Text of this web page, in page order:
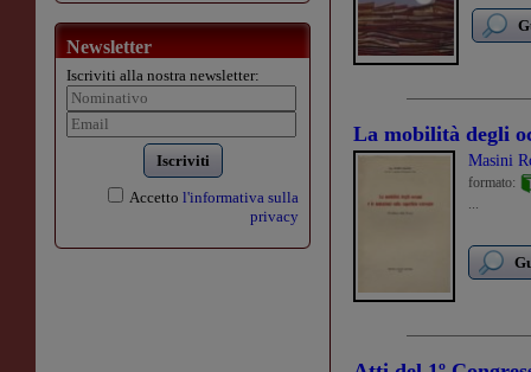
Newsletter
Iscriviti alla nostra newsletter:
Iscriviti
Accetto l'informativa sulla
privacy
La mobilità degli
Masini
formato:
...